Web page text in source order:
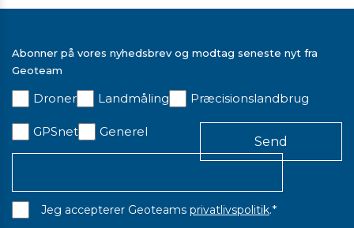
Abonner på vores nyhedsbrev og modtag seneste nyt fra
Geoteam
Droner Landmåling Præcisionslandbrug
GPSnet Generel
Jeg accepterer Geoteams privatlivspolitik.*